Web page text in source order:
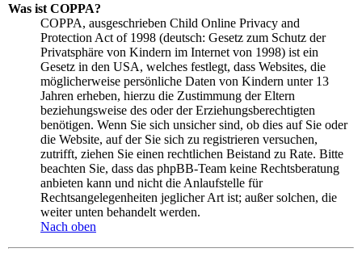
Was ist COPPA?
COPPA, ausgeschrieben Child Online Privacy and
Protection Act of 1998 (deutsch: Gesetz zum Schutz der
Privatsphäre von Kindern im Internet von 1998) ist ein
Gesetz in den USA, welches festlegt, dass Websites, die
möglicherweise persönliche Daten von Kindern unter 13
Jahren erheben, hierzu die Zustimmung der Eltern
beziehungsweise des oder der Erziehungsberechtigten
benötigen. Wenn Sie sich unsicher sind, ob dies auf Sie oder
die Website, auf der Sie sich zu registrieren versuchen,
zutrifft, ziehen Sie einen rechtlichen Beistand zu Rate. Bitte
beachten Sie, dass das phpBB-Team keine Rechtsberatung
anbieten kann und nicht die Anlaufstelle für
Rechtsangelegenheiten jeglicher Art ist; außer solchen, die
weiter unten behandelt werden.
Nach oben